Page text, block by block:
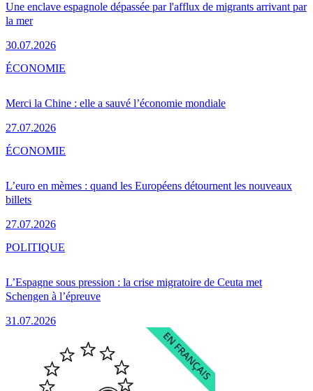
Une enclave espagnole dépassée par l'afflux de migrants arrivant par
la mer
30.07.2026
Merci la Chine : elle a sauvé l’économie mondiale
27.07.2026
ÉCONOMIE
L’euro en mèmes : quand les Européens détournent les nouveaux
billets
27.07.2026
ÉCONOMIE
L’Espagne sous pression : la crise migratoire de Ceuta met
Schengen à l’épreuve
31.07.2026
POLITIQUE